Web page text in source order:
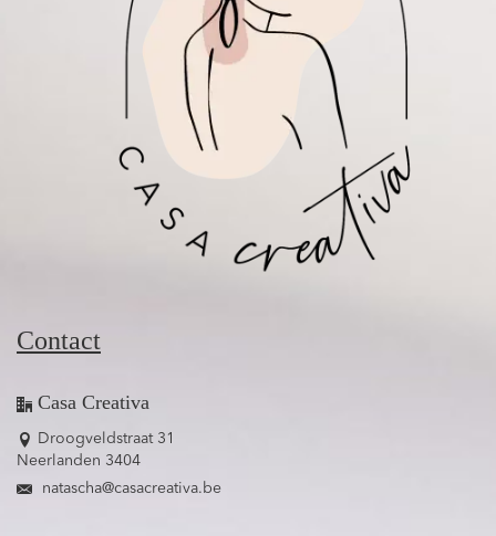
Contact
Casa Creativa
Droogveldstraat 31
Neerlanden 3404
natascha@casacreativa.be